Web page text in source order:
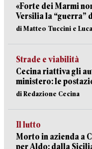
«Forte dei Marmi
Versilia la “guerra”
di Matteo Tuccini e
Strade e viabilità
Cecina riattiva gli
ministero: le
di Redazione Cecina
Il lutto
Morto in azienda a
per Aldo: dalla